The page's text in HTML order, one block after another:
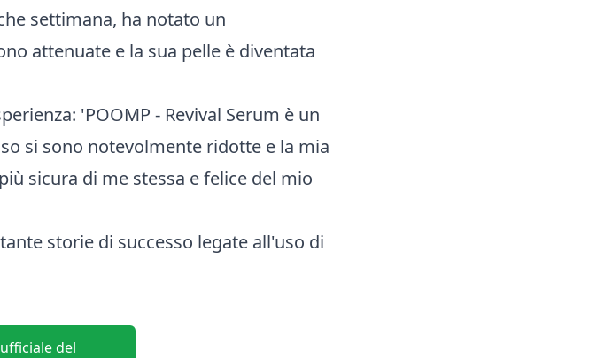
settimana, ha notato un
attenuate e la sua pelle è diventata
'POOMP - Revival Serum è un
si sono notevolmente ridotte e la mia
sicura di me stessa e felice del mio
storie di successo legate all'uso di
del